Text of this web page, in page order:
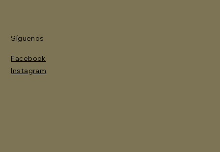
Síguenos
Facebook
Instagram